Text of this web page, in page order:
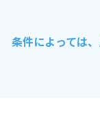
条件によっては